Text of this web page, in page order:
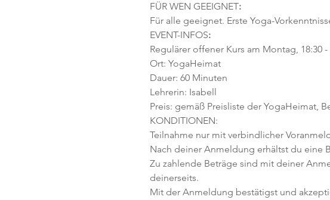
FÜR WEN GEEIGNET:
Für alle geeignet. Erste Yoga-
EVENT-INFOS:
Regulärer offener Kurs am Montag, 18:30
Ort: YogaHeimat
Dauer: 60 Minuten
Lehrerin: Isabell
Preis: gemäß Preisliste der YogaHeimat,
KONDITIONEN:
Teilnahme nur mit verbindlicher
Nach deiner Anmeldung erhältst du eine
Zu zahlende Beträge sind mit deiner
deinerseits.
Mit der Anmeldung bestätigst und